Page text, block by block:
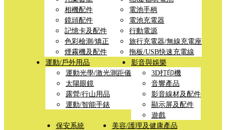
相機配件
鏡頭配件
記憶卡及配件
色彩檢測/矯正
煙霧機及配件
電池手柄
電池充電器
行動電源
旅行充電器/無線充電座
拖板/USB快速充電線
運動/戶外用品
運動光學/激光測距儀
太陽眼鏡
露營/行山用品
運動/智能手錶
影音與娛樂
3D打印機
音響產品
影音線材及配件
顯示屏及配件
遊戲
保安系統
美容/護理及健康產品